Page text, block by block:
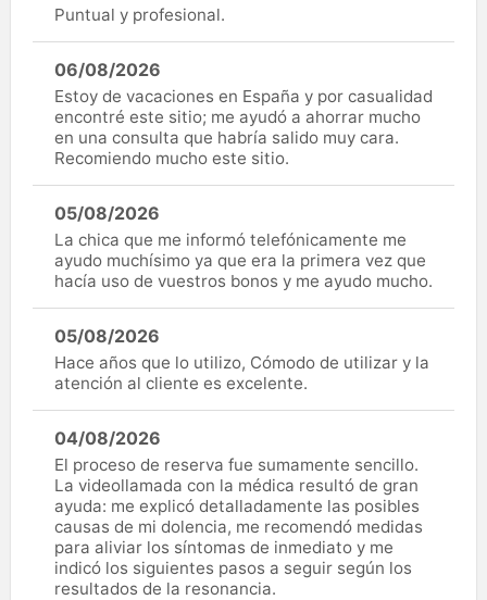
Puntual y profesional.
06/08/2026
Estoy de vacaciones en España y por casualidad
encontré este sitio; me ayudó a ahorrar mucho
en una consulta que habría salido muy cara.
Recomiendo mucho este sitio.
05/08/2026
La chica que me informó telefónicamente me
ayudo muchísimo ya que era la primera vez que
hacía uso de vuestros bonos y me ayudo mucho.
05/08/2026
Hace años que lo utilizo, Cómodo de utilizar y la
atención al cliente es excelente.
04/08/2026
El proceso de reserva fue sumamente sencillo.
La videollamada con la médica resultó de gran
ayuda: me explicó detalladamente las posibles
causas de mi dolencia, me recomendó medidas
para aliviar los síntomas de inmediato y me
indicó los siguientes pasos a seguir según los
resultados de la resonancia.